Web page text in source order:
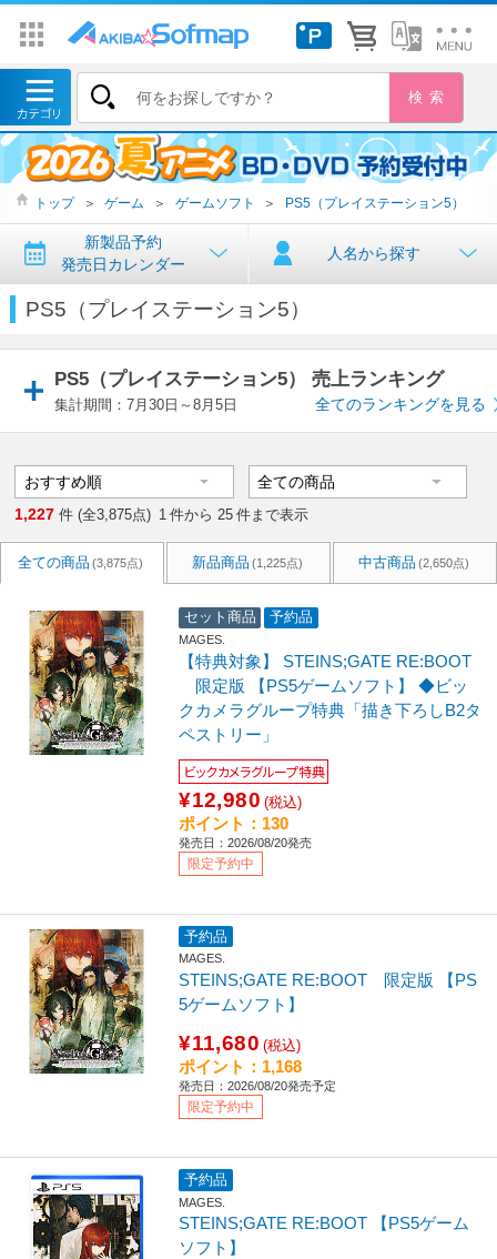
トップ ＞ ゲーム ＞ ゲームソフト ＞ PS5（プレイステーション5）
新製品予約
発売日カレンダー
人名から探す
PS5（プレイステーション5）
PS5（プレイステーション5） 売上ランキング
集計期間：7月30日～8月5日 全てのランキングを見る
1,227 件 (全3,875点) 1 件から 25 件まで表示
全ての商品 (3,875点) 新品商品 (1,225点) 中古商品 (2,650点)
セット商品 予約品
MAGES.
【特典対象】 STEINS;GATE RE:BOOT
限定版 【PS5ゲームソフト】 ◆ビッ
クカメラグループ特典「描き下ろしB2タ
ペストリー」
ビックカメラグループ特典
¥12,980 (税込)
ポイント：130
発売日：2026/08/20発売
限定予約中
予約品
MAGES.
STEINS;GATE RE:BOOT 限定版 【PS
5ゲームソフト】
¥11,680 (税込)
ポイント：1,168
発売日：2026/08/20発売予定
限定予約中
予約品
MAGES.
STEINS;GATE RE:BOOT 【PS5ゲーム
ソフト】